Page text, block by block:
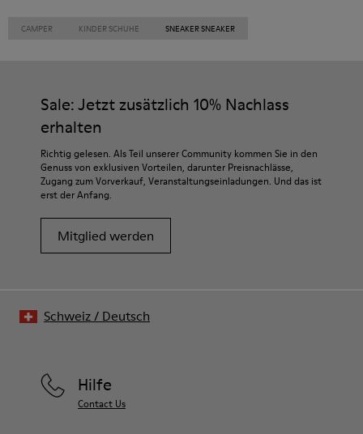
CAMPER KINDER SCHUHE SNEAKER SNEAKER
Sale: Jetzt zusätzlich 10% Nachlass
erhalten
Richtig gelesen. Als Teil unserer Community kommen Sie in den
Genuss von exklusiven Vorteilen, darunter Preisnachlässe,
Zugang zum Vorverkauf, Veranstaltungseinladungen. Und das ist
erst der Anfang.
Mitglied werden
Hilfe
Contact Us
Schweiz/ Deutsch